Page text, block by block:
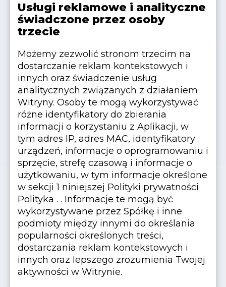
Usługi reklamowe i analityczne
świadczone przez osoby
trzecie
Możemy zezwolić stronom trzecim na
dostarczanie reklam kontekstowych i
innych oraz świadczenie usług
analitycznych związanych z działaniem
Witryny. Osoby te mogą wykorzystywać
różne identyfikatory do zbierania
informacji o korzystaniu z Aplikacji, w
tym adres IP, adres MAC, identyfikatory
urządzeń, informacje o oprogramowaniu i
sprzęcie, strefę czasową i informacje o
użytkowaniu, w tym informacje określone
w sekcji 1 niniejszej Polityki prywatności
Polityka . . Informacje te mogą być
wykorzystywane przez Spółkę i inne
podmioty między innymi do określania
popularności określonych treści,
dostarczania reklam kontekstowych i
innych oraz lepszego zrozumienia Twojej
aktywności w Witrynie.